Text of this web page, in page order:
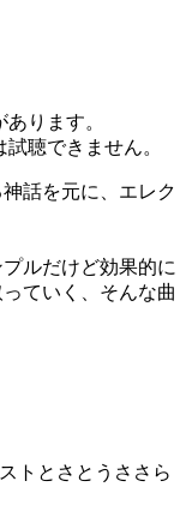
ります。
聴できません。
話を元に、エレク
ルだけど効果的に
ていく、そんな曲
トとさとうささら